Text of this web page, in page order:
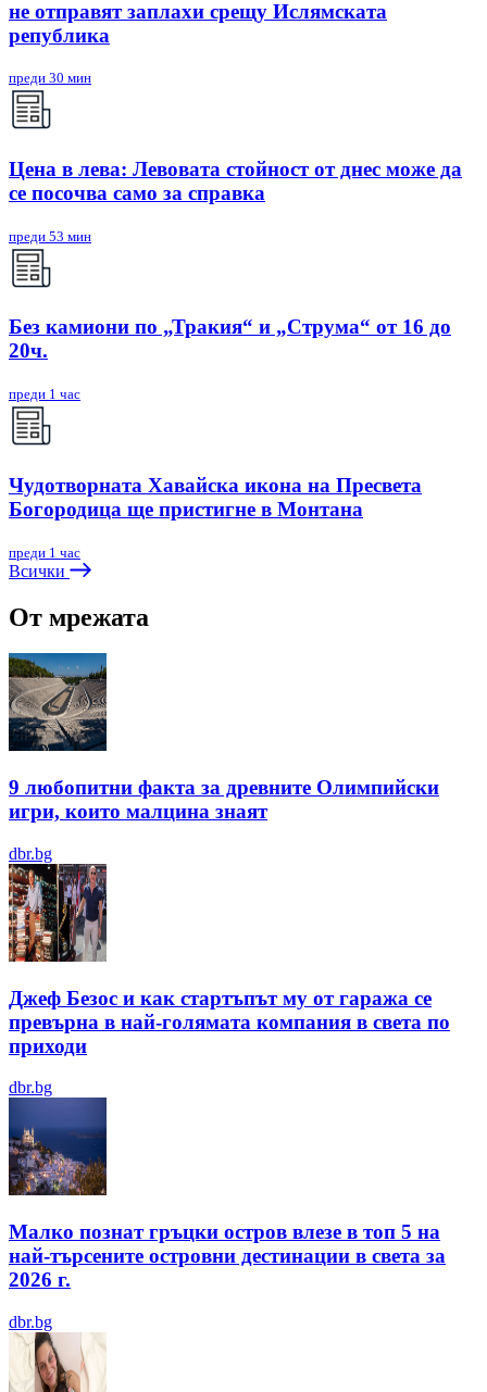
не отправят заплахи срещу Ислямската
република
преди 30 мин
Цена в лева: Левовата стойност от днес може да
се посочва само за справка
преди 53 мин
Без камиони по „Тракия“ и „Струма“ от 16 до
20ч.
преди 1 час
Чудотворната Хавайска икона на Пресвета
Богородица ще пристигне в Монтана
преди 1 час
Всички
От мрежата
9 любопитни факта за древните Олимпийски
игри, които малцина знаят
dbr.bg
Джеф Безос и как стартъпът му от гаража се
превърна в най-голямата компания в света по
приходи
dbr.bg
Малко познат гръцки остров влезе в топ 5 на
най-търсените островни дестинации в света за
2026 г.
dbr.bg